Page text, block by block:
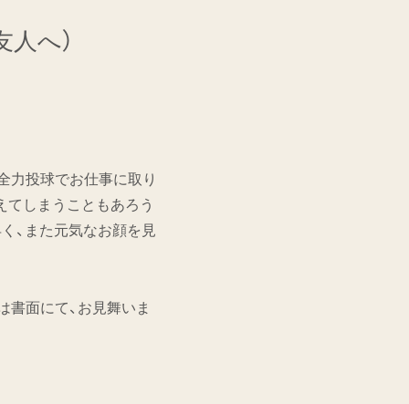
人へ）
力投球でお仕事に取り
てしまうこともあろう
、また元気なお顔を見
面にて、お見舞いま